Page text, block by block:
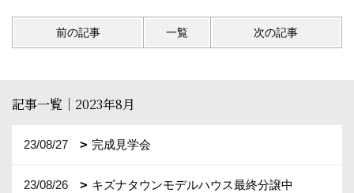
前の記事 一覧 次の記事
記事一覧｜2023年8月
23/08/27 完成見学会
23/08/26 キズナタウンモデルハウス最終分譲中